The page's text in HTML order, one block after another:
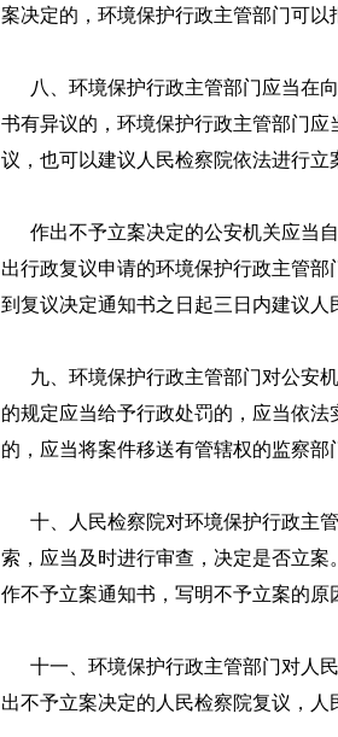
案决定的，环境保护行政主管部门可以
八、环境保护行政主管部门应当在向
书有异议的，环境保护行政主管部门
议，也可以建议人民检察院依法进行立
作出不予立案决定的公安机关应当自
出行政复议申请的环境保护行政主管
到复议决定通知书之日起三日内建议人
九、环境保护行政主管部门对公安机
的规定应当给予行政处罚的，应当依
的，应当将案件移送有管辖权的监察部
十、人民检察院对环境保护行政主管
索，应当及时进行审查，决定是否立
作不予立案通知书，写明不予立案的原
十一、环境保护行政主管部门对人民
出不予立案决定的人民检察院复议，人